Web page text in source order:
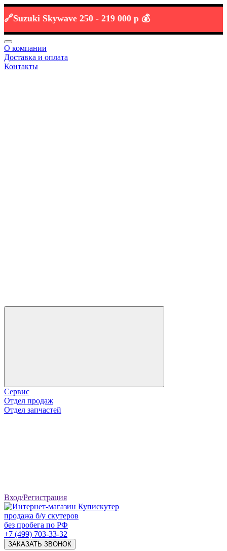
Skywave 250 -219 000 р 💰
О компании
Доставка и оплата
Контакты
Сервис
Отдел продаж
Отдел запчастей
Вход/Регистрация
продажа б/у скутеров
без пробега по РФ
+7 (499) 703-33-32
ЗАКАЗАТЬ ЗВОНОК